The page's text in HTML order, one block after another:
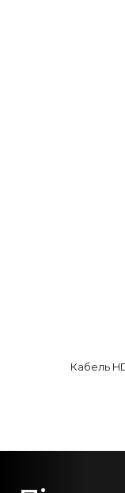
Кабель